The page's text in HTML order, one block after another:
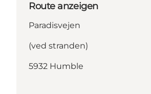
Route anzeigen
Paradisvejen
(ved stranden)
5932 Humble